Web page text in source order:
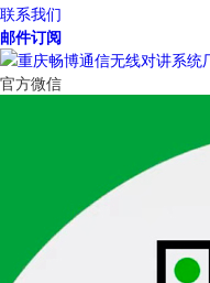
联系我们
邮件订阅
官方微信